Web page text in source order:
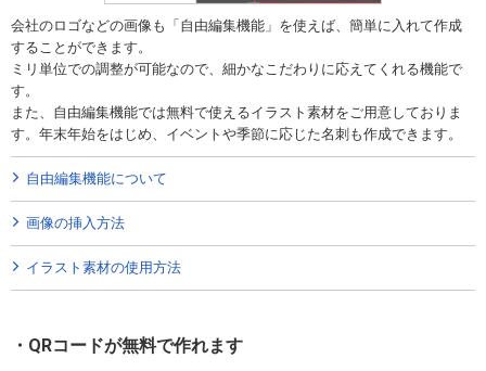
会社のロゴなどの画像も「自由編集機能」を使えば、簡単に入れて作成
することができます。
ミリ単位での調整が可能なので、細かなこだわりに応えてくれる機能で
す。
また、自由編集機能では無料で使えるイラスト素材をご用意しておりま
す。年末年始をはじめ、イベントや季節に応じた名刺も作成できます。
自由編集機能について
画像の挿入方法
イラスト素材の使用方法
QRコードが無料で作れます